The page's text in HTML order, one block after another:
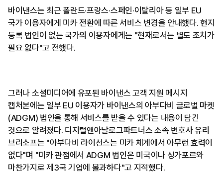
바이낸스는 최근 폴란드·프랑스·스페인·이탈리아 등 일부 EU
국가 이용자에게 미카 전환에 따른 서비스 변경을 안내했다. 현지
등록 법인이 없는 국가의 이용자에게는 "현재로서는 별도 조치가
필요 없다"고 전했다.
그러나 소셜미디어에 유포된 바이낸스 고객 지원 메시지
캡처본에는 일부 EU 이용자가 바이낸스의 아부다비 글로벌 마켓
(ADGM) 법인을 통해 서비스를 받을 수 있다는 내용이 담긴
것으로 알려졌다. 디지털앤아날로그파트너스 소속 변호사 유리
브리소프는 "아부다비 라이선스는 미카 체계에서 아무런 효력이
없다"며 "미카 관점에서 ADGM 법인은 미국이나 싱가포르와
마찬가지로 제3국 기업에 불과하다"고 지적했다.